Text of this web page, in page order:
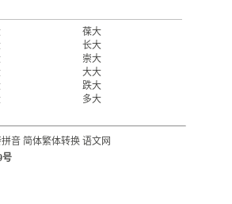
葆大
长大
崇大
大大
跌大
多大
音 简体繁体转换 语文网
号